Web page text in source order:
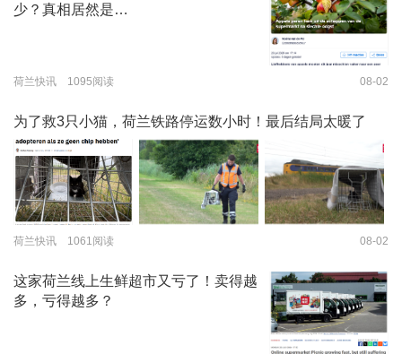
少？真相居然是…
荷兰快讯 1095阅读 08-02
为了救3只小猫，荷兰铁路停运数小时！最后结局太暖了
荷兰快讯 1061阅读 08-02
这家荷兰线上生鲜超市又亏了！卖得越
多，亏得越多？